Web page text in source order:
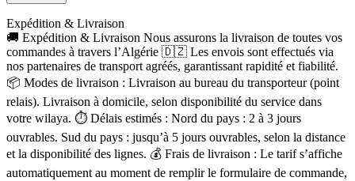
Expédition & Livraison
🚚 Expédition & Livraison Nous assurons la livraison de toutes vos
commandes à travers l’Algérie 🇩🇿 Les envois sont effectués via
nos partenaires de transport agréés, garantissant rapidité et fiabilité.
📦 Modes de livraison : Livraison au bureau du transporteur (point
relais). Livraison à domicile, selon disponibilité du service dans
votre wilaya. ⏱ Délais estimés : Nord du pays : 2 à 3 jours
ouvrables. Sud du pays : jusqu’à 5 jours ouvrables, selon la distance
et la disponibilité des lignes. 💰 Frais de livraison : Le tarif s’affiche
automatiquement au moment de remplir le formulaire de commande,